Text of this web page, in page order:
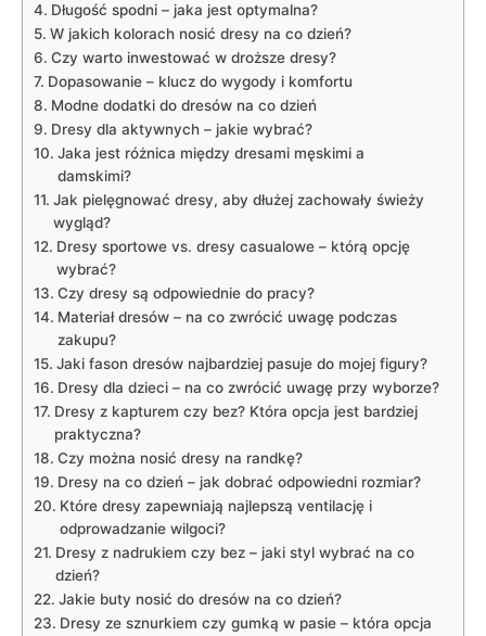
Długość spodni ​– jaka jest optymalna?
W ⁢jakich kolorach nosić dresy ​na co dzień?
Czy ⁣warto inwestować w droższe dresy?
Dopasowanie – klucz do wygody​ i komfortu
Modne dodatki⁢ do dresów na co‍ dzień
Dresy dla aktywnych – jakie wybrać?
Jaka ​jest różnica między dresami męskimi a
damskimi?
Jak⁢ pielęgnować dresy, ‍aby dłużej zachowały świeży
wygląd?
Dresy sportowe vs. dresy casualowe ​– którą opcję
wybrać?
Czy dresy ⁤są odpowiednie do‍ pracy?
Materiał ‍dresów – na ‌co zwrócić uwagę podczas
zakupu?
Jaki fason dresów najbardziej pasuje do mojej⁣ figury?
Dresy dla dzieci – na co zwrócić ‌uwagę przy wyborze?
Dresy z kapturem czy bez? Która‍ opcja ‍jest bardziej
praktyczna?
Czy można​ nosić⁢ dresy na ⁤randkę?
Dresy na co dzień – jak dobrać odpowiedni rozmiar?
Które dresy zapewniają najlepszą ⁢ventilację i
odprowadzanie wilgoci?
Dresy z nadrukiem czy⁣ bez – jaki styl wybrać na co
dzień?
Jakie buty ⁢nosić⁢ do ​dresów na co dzień?
Dresy ze sznurkiem⁤ czy ⁤gumką w ⁤pasie ⁢– która opcja